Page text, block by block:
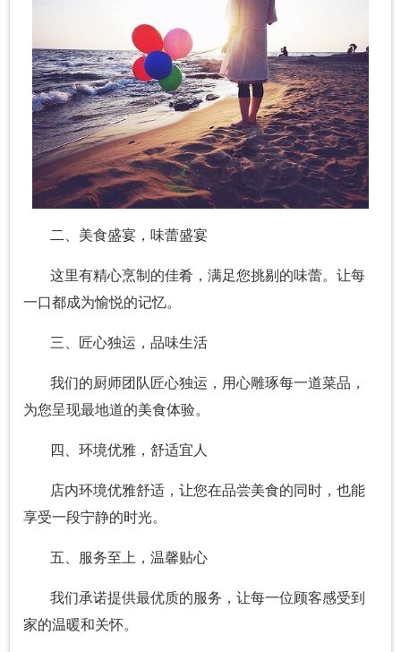
二、美食盛宴，味蕾盛宴
这里有精心烹制的佳肴，满足您挑剔的味蕾。让每
一口都成为愉悦的记忆。
三、匠心独运，品味生活
我们的厨师团队匠心独运，用心雕琢每一道菜品，
为您呈现最地道的美食体验。
四、环境优雅，舒适宜人
店内环境优雅舒适，让您在品尝美食的同时，也能
享受一段宁静的时光。
五、服务至上，温馨贴心
我们承诺提供最优质的服务，让每一位顾客感受到
家的温暖和关怀。